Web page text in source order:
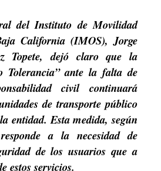
del Instituto de Movilidad
California (IMOS), Jorge
Topete, dejó claro que la
Tolerancia” ante la falta de
civil continuará
de transporte público
entidad. Esta medida, según
a la necesidad de
de los usuarios que a
estos servicios.